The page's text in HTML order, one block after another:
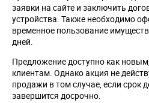
заявки на сайте и заключить
устройства. Также необходимо
временное пользование
дней.
Предложение доступно как
клиентам. Однако акция не
продажи в том случае, если срок
завершится досрочно.